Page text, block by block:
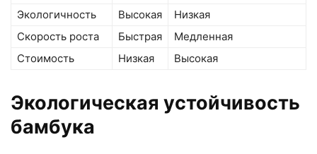
Экологичность
Высокая
Низкая
Скорость роста
Быстрая
Медленная
Стоимость
Низкая Высокая
Экологическая устойчивость
бамбука